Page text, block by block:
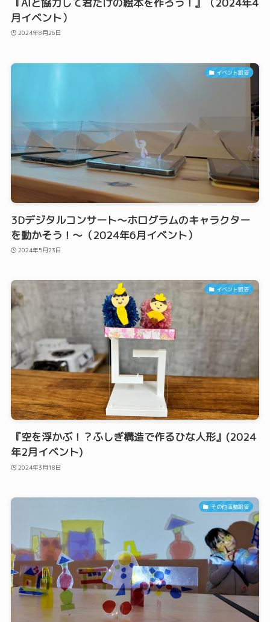
月イベント）
2024年8月26日
イベント報告
3Dデジタルコンサート〜ホログラムのキャラクター
を動かそう！〜（2024年6月イベント）
2024年5月23日
イベント報告
『空を浮かぶ！？ふしぎ構造で作るひな人形』(2024
年2月イベント)
2024年3月18日
その他活動報告